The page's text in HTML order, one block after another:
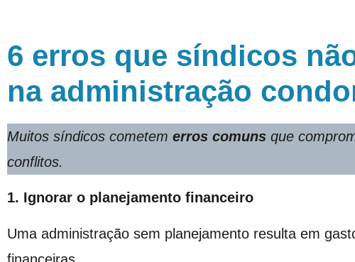
6 erros que síndicos
na administração
Muitos síndicos cometem erros comuns que
conflitos.
1. Ignorar o planejamento financeiro
Uma administração sem planejamento resulta em